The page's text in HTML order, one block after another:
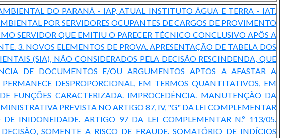
DO PARANÁ - IAP, ATUAL INSTITUTO ÁGUA E TERRA - IAT.
POR SERVIDORES OCUPANTES DE CARGOS DE PROVIMENTO
SERVIDOR QUE EMITIU O PARECER TÉCNICO CONCLUSIVO APÔS A
3. NOVOS ELEMENTOS DE PROVA. APRESENTAÇÃO DE TABELA DOS
(SIA), NÃO CONSIDERADOS PELA DECISÃO RESCINDENDA, QUE
DE DOCUMENTOS E/OU ARGUMENTOS APTOS A AFASTAR A
DESPROPORCIONAL, EM TERMOS QUANTITATIVOS, EM
FUNÇÕES CARACTERIZADA. IMPROCEDÊNCIA. MANUTENÇÃO DA
PREVISTA NO ARTIGO 87, IV, "G" DA LEI COMPLEMENTAR
DE INIDONEIDADE. ARTIGO 97 DA LEI COMPLEMENTAR N.º 113/05.
SOMENTE A RISCO DE FRAUDE. SOMATÓRIO DE INDÍCIOS